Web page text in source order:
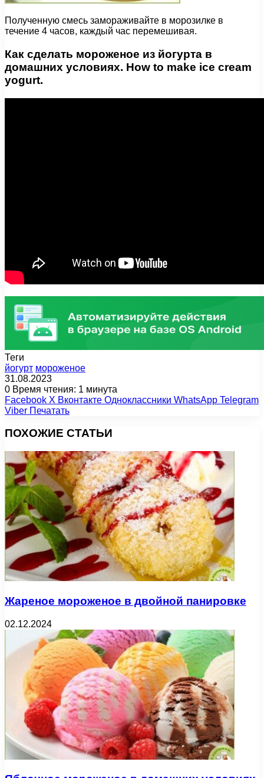
Полученную смесь замораживайте в морозилке в
течение 4 часов, каждый час перемешивая.
Как сделать мороженое из йогурта в
домашних условиях. How to make ice cream
yogurt.
Теги
йогурт мороженое
31.08.2023
0 Время чтения: 1 минута
Facebook X Вконтакте Одноклассники WhatsApp Telegram
Viber Печатать
ПОХОЖИЕ СТАТЬИ
Жареное мороженое в двойной панировке
02.12.2024